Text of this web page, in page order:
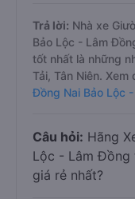
Trả lời: Nhà xe
Bảo Lộc - Lâm
tốt nhất là những
Tải, Tân Niên.
Đồng Nai Bảo Lộc
Câu hỏi: Hãng
Lộc - Lâm Đồng
giá rẻ nhất?